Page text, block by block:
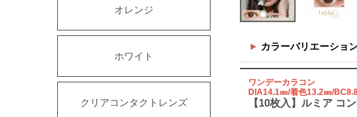
オレンジ
ホワイト
クリアコンタクトレンズ
カラーバリエーショ
ワンデーカラコン
DIA14.1㎜/着色13.2㎜/
【10枚入】ルミア コ